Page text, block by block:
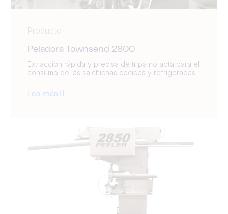
Producto
Peladora Townsend 2800
Extracción rápida y precisa de tripa no apta para el
consumo de las salchichas cocidas y refrigeradas.
Lea más